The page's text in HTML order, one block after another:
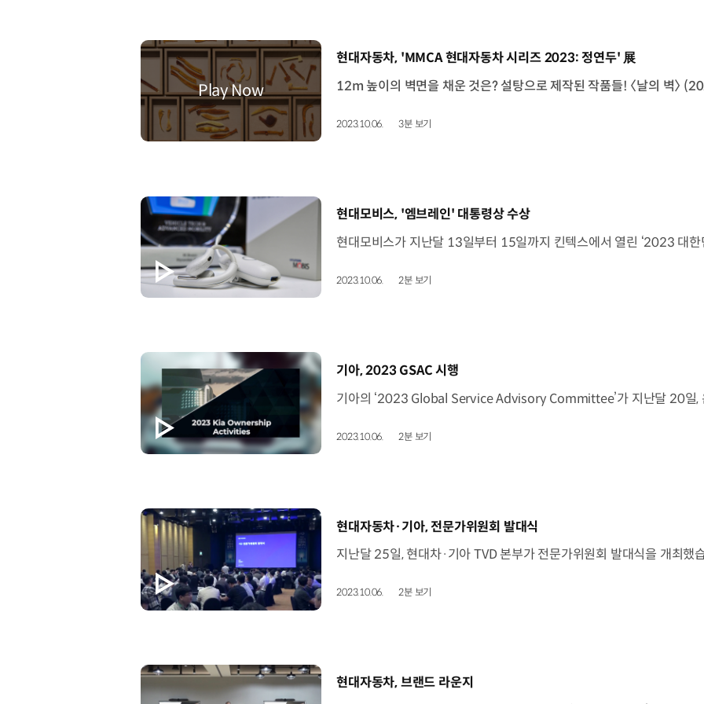
[동영상]
현대자동차, 'MMCA 현대자동차 시리즈 2023: 정연두' 展
2023.10.06. 3분 보기
[동영상]
현대모비스, '엠브레인' 대통령상 수상
2023.10.06. 2분 보기
[동영상]
기아, 2023 GSAC 시행
2023.10.06. 2분 보기
[동영상]
현대자동차·기아, 전문가위원회 발대식
2023.10.06. 2분 보기
[동영상]
현대자동차, 브랜드 라운지